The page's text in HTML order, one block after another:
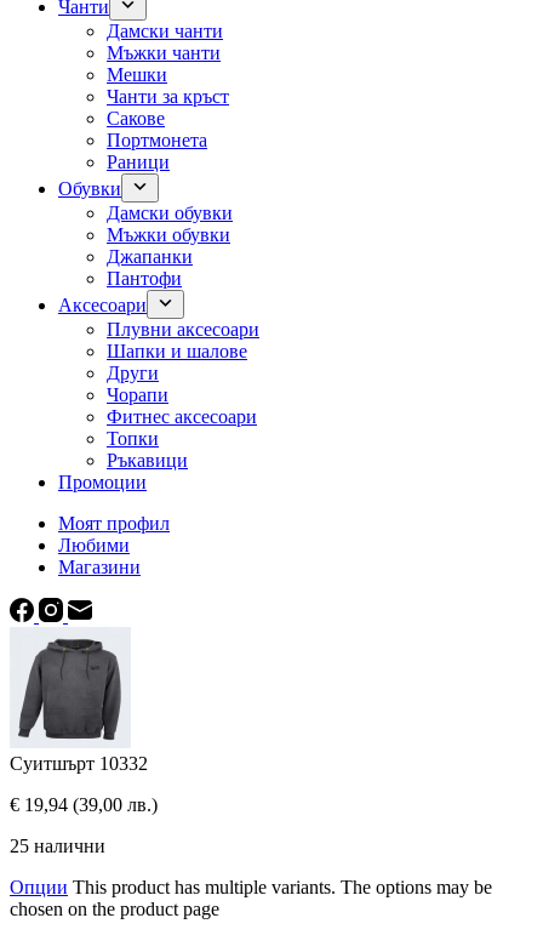
Чанти
Дамски чанти
Мъжки чанти
Мешки
Чанти за кръст
Сакове
Портмонета
Раници
Обувки
Дамски обувки
Мъжки обувки
Джапанки
Пантофи
Аксесоари
Плувни аксесоари
Шапки и шалове
Други
Чорапи
Фитнес аксесоари
Топки
Ръкавици
Промоции
Моят профил
Любими
Магазини
Суитшърт 10332
€ 19,94 (39,00 лв.)
25 налични
Опции This product has multiple variants. The options may be
chosen on the product page